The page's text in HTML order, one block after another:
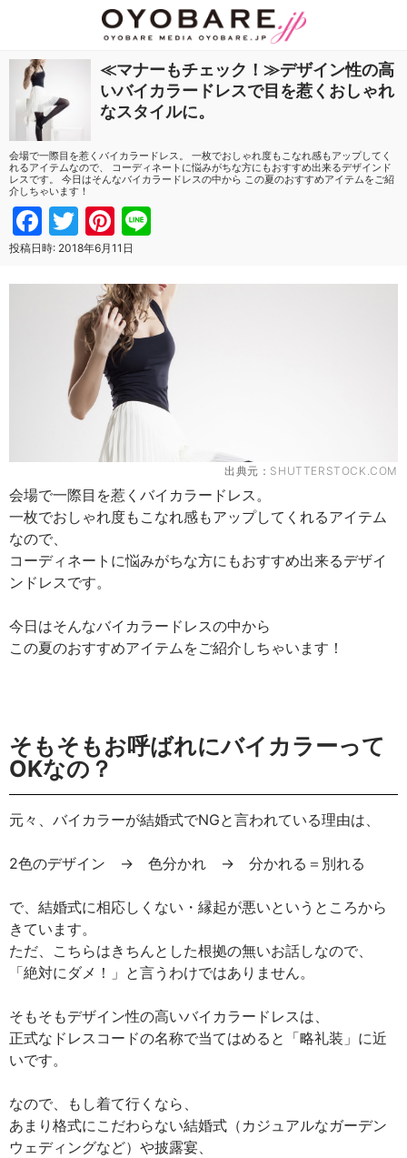
≪マナーもチェック！≫デザイン性の高
いバイカラードレスで目を惹くおしゃれ
なスタイルに。
会場で一際目を惹くバイカラードレス。 一枚でおしゃれ度もこなれ感もアップしてく
れるアイテムなので、 コーディネートに悩みがちな方にもおすすめ出来るデザインド
レスです。 今日はそんなバイカラードレスの中から この夏のおすすめアイテムをご紹
介しちゃいます！
Facebook
TwitterPinterest
投稿日時: 2018年6月11日
出典元： SHUTTERSTOCK.COM
会場で一際目を惹くバイカラードレス。
一枚でおしゃれ度もこなれ感もアップしてくれるアイテム
なので、
コーディネートに悩みがちな方にもおすすめ出来るデザイ
ンドレスです。
今日はそんなバイカラードレスの中から
この夏のおすすめアイテムをご紹介しちゃいます！
そもそもお呼ばれにバイカラーって
OKなの？
元々、バイカラーが結婚式でNGと言われている理由は、
2色のデザイン → 色分かれ → 分かれる＝別れる
で、結婚式に相応しくない・縁起が悪いというところから
きています。
ただ、こちらはきちんとした根拠の無いお話しなので、
「絶対にダメ！」と言うわけではありません。
そもそもデザイン性の高いバイカラードレスは、
正式なドレスコードの名称で当てはめると「略礼装」に近
いです。
なので、もし着て行くなら、
あまり格式にこだわらない結婚式（カジュアルなガーデン
ウェディングなど）や披露宴、